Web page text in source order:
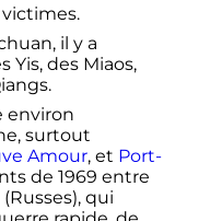
.
il y a
Yis, des Miaos,
environ
surtout
Amour, et Port-
de 1969 entre
(Russes), qui